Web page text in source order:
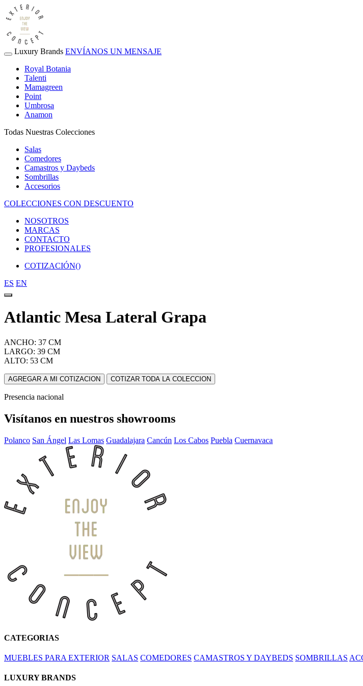
Luxury Brands ENVÍANOS UN MENSAJE
Royal Botania
Talenti
Mamagreen
Point
Umbrosa
Anamon
Todas Nuestras Colecciones
Salas
Comedores
Camastros y Daybeds
Sombrillas
Accesorios
COLECCIONES CON DESCUENTO
NOSOTROS
MARCAS
CONTACTO
PROFESIONALES
COTIZACIÓN()
ES EN
Atlantic Mesa Lateral Grapa
ANCHO: 37 CM
LARGO: 39 CM
ALTO: 53 CM
AGREGAR A MI COTIZACION COTIZAR TODA LA COLECCION
Presencia nacional
Visítanos en nuestros showrooms
Polanco San Ángel Las Lomas Guadalajara Cancún Los Cabos Puebla Cuernavaca
CATEGORIAS
MUEBLES PARA EXTERIOR SALAS COMEDORES CAMASTROS Y DAYBEDS SOMBRILLAS
LUXURY BRANDS